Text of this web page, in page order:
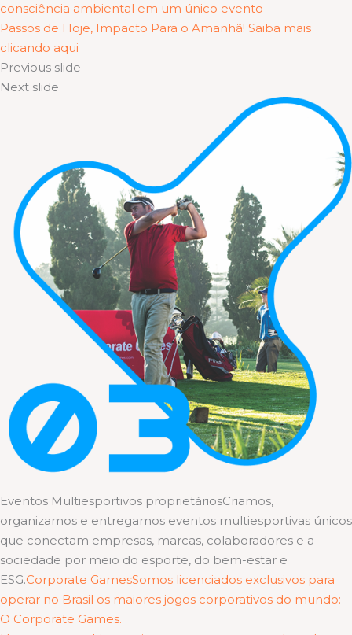
consciência ambiental em um único evento
Passos de Hoje, Impacto Para o Amanhã! Saiba mais
clicando aqui
Previous slide
Next slide
Eventos Multiesportivos proprietáriosCriamos,
organizamos e entregamos eventos multiesportivas únicos
que conectam empresas, marcas, colaboradores e a
sociedade por meio do esporte, do bem-estar e
ESG.Corporate GamesSomos licenciados exclusivos para
operar no Brasil os maiores jogos corporativos do mundo:
O Corporate Games.